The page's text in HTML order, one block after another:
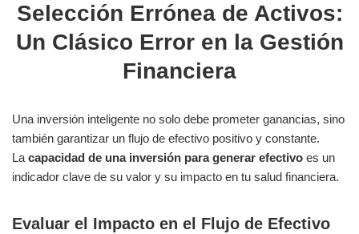
Selección Errónea de Activos:
Un Clásico Error en la Gestión
Financiera
Una inversión inteligente no solo debe prometer ganancias, sino
también garantizar un flujo de efectivo positivo y constante.
La capacidad de una inversión para generar efectivo es un
indicador clave de su valor y su impacto en tu salud financiera.
Evaluar el Impacto en el Flujo de Efectivo